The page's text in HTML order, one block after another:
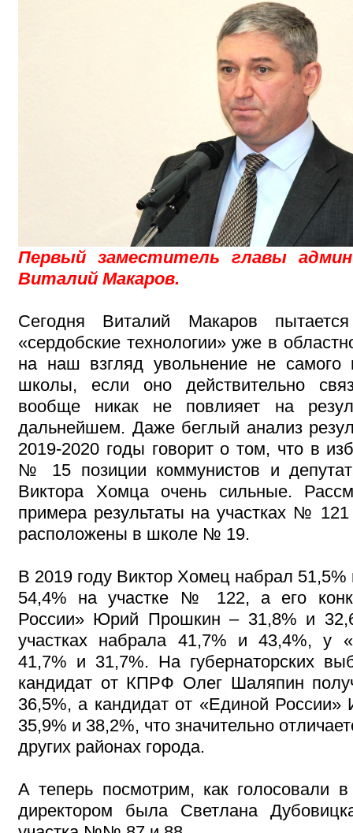
Первый заместитель главы
Виталий Макаров.
Сегодня Виталий Макаров
«сердобские технологии» уже в
на наш взгляд увольнение не самого
школы, если оно действительно
вообще никак не повлияет на
дальнейшем. Даже беглый анализ
2019-2020 годы говорит о том, что в
№ 15 позиции коммунистов и
Виктора Хомца очень сильные.
примера результаты на участках №
расположены в школе № 19.
В 2019 году Виктор Хомец набрал
54,4% на участке № 122, а его
России» Юрий Прошкин – 31,8% и
участках набрала 41,7% и 43,4%, у
41,7% и 31,7%. На губернаторских
кандидат от КПРФ Олег Шаляпин
36,5%, а кандидат от «Единой России»
35,9% и 38,2%, что значительно
других районах города.
А теперь посмотрим, как
директором была Светлана